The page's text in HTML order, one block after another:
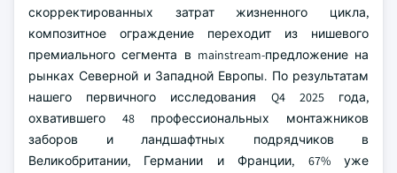
скорректированных затрат жизненного цикла,
композитное ограждение переходит из нишевого
премиального сегмента в mainstream-предложение на
рынках Северной и Западной Европы. По результатам
нашего первичного исследования Q4 2025 года,
охватившего 48 профессиональных монтажников
заборов и ландшафтных подрядчиков в
Великобритании, Германии и Франции, 67% уже